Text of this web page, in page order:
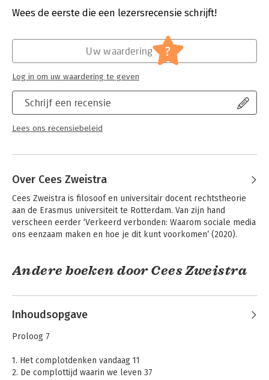
complotdenkers een signaal afgeven
Wees de eerste die een lezersrecensie schrijft!
Schrijf een recensie
Lees ons recensiebeleid
Uw waardering ?
Log in om uw waardering te geven
Over Cees Zweistra
Cees Zweistra is filosoof en universitair docent rechtstheorie
aan de Erasmus universiteit te Rotterdam. Van zijn hand
verscheen eerder ‘Verkeerd verbonden: Waarom sociale media
ons eenzaam maken en hoe je dit kunt voorkomen’ (2020).
Andere boeken door Cees Zweistra
Inhoudsopgave
Proloog 7
1. Het complotdenken vandaag 11
2. De complottijd waarin we leven 37